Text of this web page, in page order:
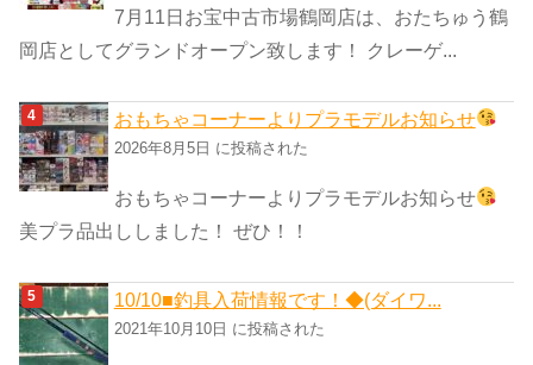
7月11日お宝中古市場鶴岡店は、おたちゅう鶴
岡店としてグランドオープン致します！ クレーゲ...
おもちゃコーナーよりプラモデルお知らせ
2026年8月5日 に投稿された
おもちゃコーナーよりプラモデルお知らせ
美プラ品出ししました！ ぜひ！！
10/10■釣具入荷情報です！◆(ダイワ...
2021年10月10日 に投稿された